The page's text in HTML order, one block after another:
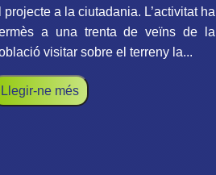
projecte a la ciutadania. L’activitat ha
a una trenta de veïns de la
visitar sobre el terreny la...
Llegir-ne més